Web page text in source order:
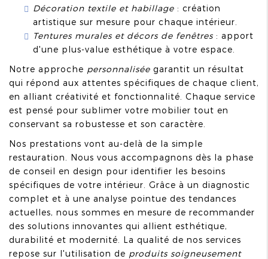
Décoration textile et habillage : création
artistique sur mesure pour chaque intérieur.
Tentures murales et décors de fenêtres: apport
d'une plus-value esthétique à votre espace.
Notre approche personnalisée garantit un résultat
qui répond aux attentes spécifiques de chaque client,
en alliant créativité et fonctionnalité. Chaque service
est pensé pour sublimer votre mobilier tout en
conservant sa robustesse et son caractère.
Nos prestations vont au-delà de la simple
restauration. Nous vous accompagnons dès la phase
de conseil en design pour identifier les besoins
spécifiques de votre intérieur. Grâce à un diagnostic
complet et à une analyse pointue des tendances
actuelles, nous sommes en mesure de recommander
des solutions innovantes qui allient esthétique,
durabilité et modernité. La qualité de nos services
repose sur l'utilisation de produits soigneusement